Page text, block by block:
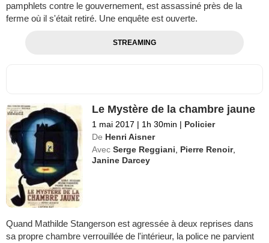
pamphlets contre le gouvernement, est assassiné près de la
ferme où il s'était retiré. Une enquête est ouverte.
STREAMING
Le Mystère de la chambre jaune
1 mai 2017 | 1h 30min | Policier
De Henri Aisner
Avec Serge Reggiani Pierre Renoir,
Janine Darcey
Quand Mathilde Stangerson est agressée à deux reprises dans
sa propre chambre verrouillée de l'intérieur, la police ne parvient